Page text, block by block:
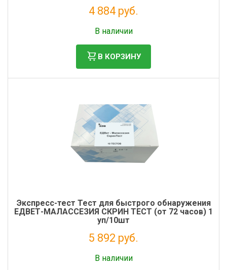
4 884 руб.
В наличии
В КОРЗИНУ
Экспресс-тест Тест для быстрого обнаружения
ЕДВЕТ-МАЛАCCЕЗИЯ СКРИН ТЕСТ (от 72 часов) 1
уп/10шт
5 892 руб.
В наличии